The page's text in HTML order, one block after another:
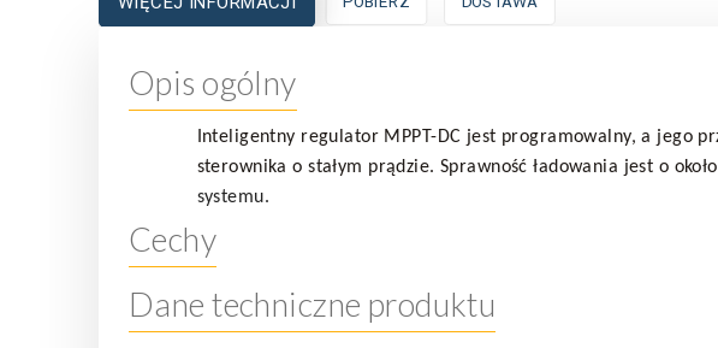
Opis ogólny
nteligentny regulator MPPT-DC jest programowalny, a jego
sterownika o stałym prądzie. Sprawność ładowania jest o
systemu.
Cechy
Dane techniczne produktu